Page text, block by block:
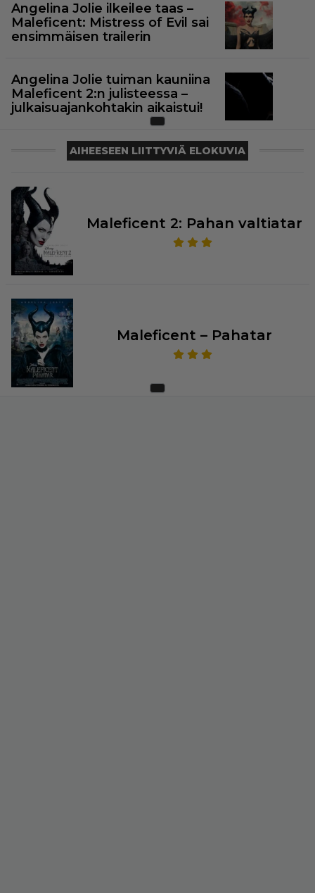
Angelina Jolie ilkeilee taas –
Maleficent: Mistress of Evil sai
ensimmäisen trailerin
Angelina Jolie tuiman kauniina
Maleficent 2:n julisteessa –
julkaisuajankohtakin aikaistui!
AIHEESEEN LIITTYVIÄ ELOKUVIA
Maleficent 2: Pahan valtiatar
Maleficent – Pahatar